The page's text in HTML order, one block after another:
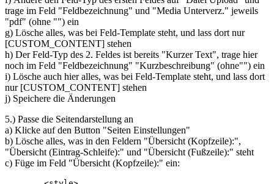
trage im Feld "Feldbezeichnung" und "Media Unterverz." jeweils
"pdf" (ohne "") ein
g) Lösche alles, was bei Feld-Template steht, und lass dort nur
[CUSTOM_CONTENT] stehen
h) Der Feld-Typ des 2. Feldes ist bereits "Kurzer Text", trage hier
noch im Feld "Feldbezeichnung" "Kurzbeschreibung" (ohne"") ein
i) Lösche auch hier alles, was bei Feld-Template steht, und lass dort
nur [CUSTOM_CONTENT] stehen
j) Speichere die Änderungen
5.) Passe die Seitendarstellung an
a) Klicke auf den Button "Seiten Einstellungen"
b) Lösche alles, was in den Feldern "Übersicht (Kopfzeile):",
"Übersicht (Eintrag-Schleife):" und "Übersicht (Fußzeile):" steht
c) Füge im Feld "Übersicht (Kopfzeile):" ein: